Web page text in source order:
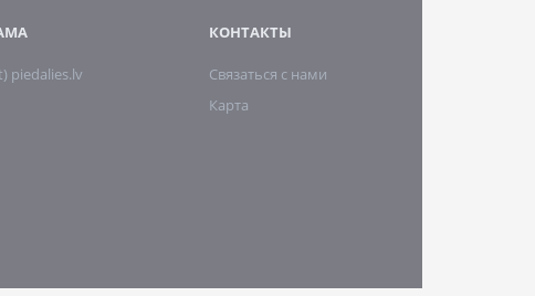
piedalies.lv
КОНТАКТЫ
Связаться с нами
Карта